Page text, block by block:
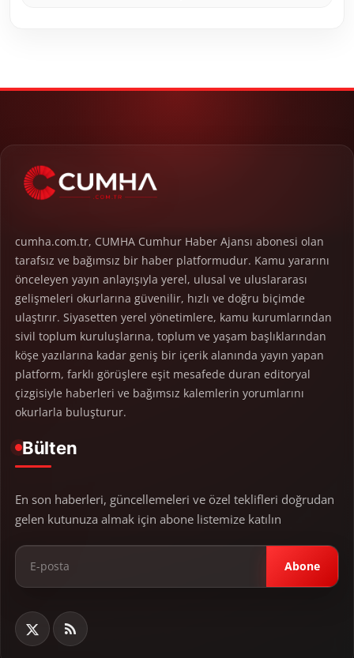
cumha.com.tr, CUMHA Cumhur Haber Ajansı abonesi olan
tarafsız ve bağımsız bir haber platformudur. Kamu yararını
önceleyen yayın anlayışıyla yerel, ulusal ve uluslararası
gelişmeleri okurlarına güvenilir, hızlı ve doğru biçimde
ulaştırır. Siyasetten yerel yönetimlere, kamu kurumlarından
sivil toplum kuruluşlarına, toplum ve yaşam başlıklarından
köşe yazılarına kadar geniş bir içerik alanında yayın yapan
platform, farklı görüşlere eşit mesafede duran editoryal
çizgisiyle haberleri ve bağımsız kalemlerin yorumlarını
okurlarla buluşturur.
Bülten
En son haberleri, güncellemeleri ve özel teklifleri doğrudan
gelen kutunuza almak için abone listemize katılın
Abone